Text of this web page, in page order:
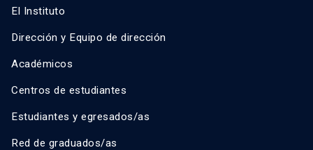
El Instituto
Dirección y Equipo de dirección
Académicos
Centros de estudiantes
Estudiantes y egresados/as
Red de graduados/as